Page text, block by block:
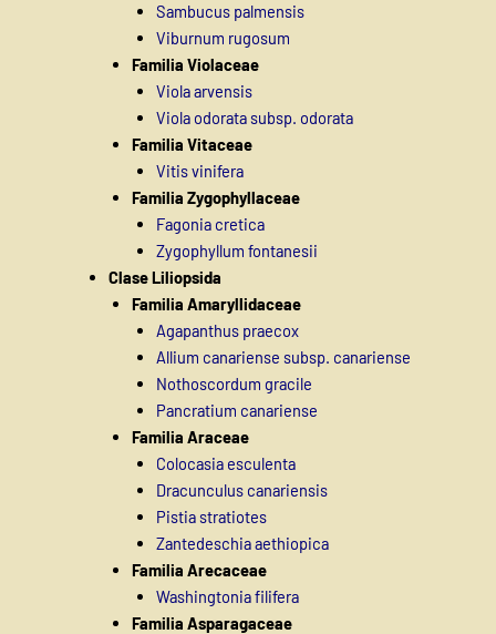
Sambucus palmensis
Viburnum rugosum
Familia Violaceae
Viola arvensis
Viola odorata subsp. odorata
Familia Vitaceae
Vitis vinifera
Familia Zygophyllaceae
Fagonia cretica
Zygophyllum fontanesii
Clase Liliopsida
Familia Amaryllidaceae
Agapanthus praecox
Allium canariense subsp. canariense
Nothoscordum gracile
Pancratium canariense
Familia Araceae
Colocasia esculenta
Dracunculus canariensis
Pistia stratiotes
Zantedeschia aethiopica
Familia Arecaceae
Washingtonia filifera
Familia Asparagaceae